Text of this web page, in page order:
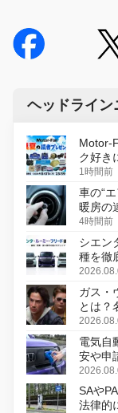
ヘッドライン
Motor-
ク好き
1時間前
車の“
暖房の
4時間前
シエン
種を徹
ガス・
とは？
初のデ
電気自
安や申
SAや
法律的